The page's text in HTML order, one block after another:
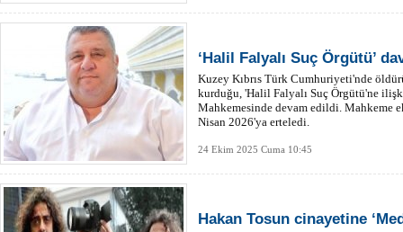
‘Halil Falyalı Suç Örgütü’
Kuzey Kıbrıs Türk Cumhuriyeti'nde
kurduğu, 'Halil Falyalı Suç Örgütü'ne
Mahkemesinde devam edildi. Mahkeme
Nisan 2026'ya erteledi.
24 Ekim 2025 Cuma 10:45
Hakan Tosun cinayetine